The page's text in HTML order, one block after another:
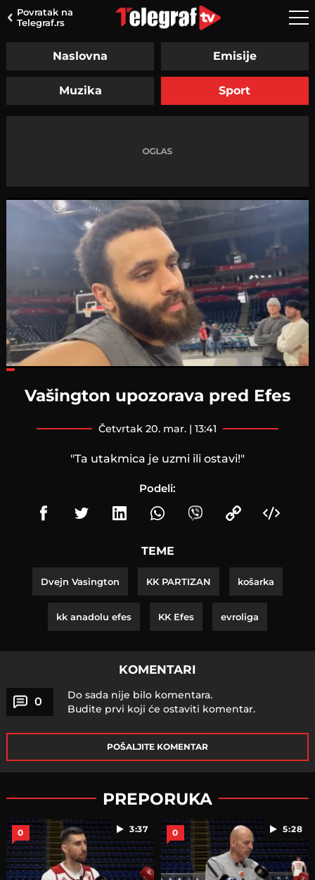
Povratak na
Telegraf.rs
Naslovna Emisije
Muzika Sport
Vašington upozorava pred Efes
četvrtak 20. mar. | 13:41
"Ta utakmica je uzmi ili ostavi!"
Podeli:
TEME
Dvejn Vasington KK PARTIZAN košarka
kk anadolu efes KK Efes evroliga
KOMENTARI
0
Do sada nije bilo komentara.
Budite prvi koji će ostaviti komentar.
POŠALJITE KOMENTAR
PREPORUKA
3:37
0 5:28
0